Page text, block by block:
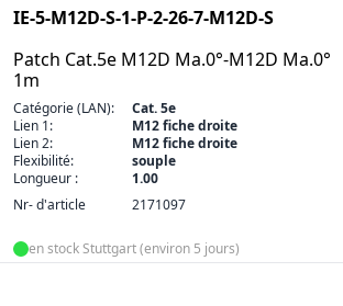
IE-5-M12D-S-1-P-2-26-7-M12D-S
Patch Cat.5e M12D Ma.0°-M12D Ma.0°
1m
Catégorie (LAN):
Cat. 5e
Lien 1:
M12 fiche droite
Lien 2:
M12 fiche droite
Flexibilité:
souple
Longueur :
1.00
Nr- d'article
2171097
en stock Stuttgart (environ 5 jours)